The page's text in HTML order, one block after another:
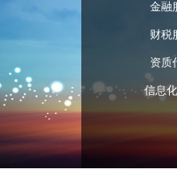
金融
财税
资质
信息